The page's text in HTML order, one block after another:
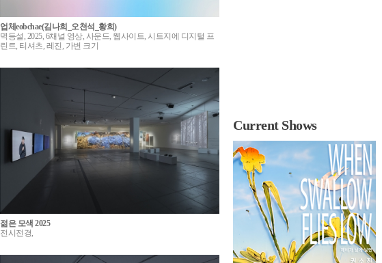
업체eobchae(김나희_오천석_황희)
멱등설, 2025, 6채널 영상, 사운드, 웹사이트, 시트지에 디지털 프
린트, 티셔츠, 레진, 가변 크기
젊은 모색 2025
전시전경,
Current Shows